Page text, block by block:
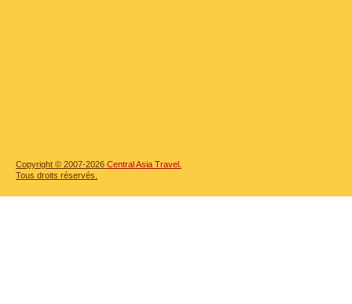
Copyright © 2007-2026 Central Asia Travel.
Tous droits réservés.